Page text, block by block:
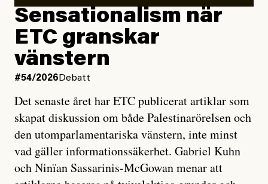
Sensationalism när
ETC granskar
vänstern
#54/2026 Debatt
Det senaste året har ETC publicerat artiklar som
skapat diskussion om både Palestinarörelsen och
den utomparlamentariska vänstern, inte minst
vad gäller informationssäkerhet. Gabriel Kuhn
och Ninïan Sassarinis-McGowan menar att